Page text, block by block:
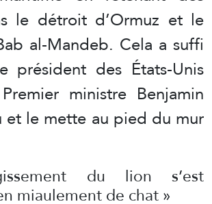
le détroit d’Ormuz et le
al-Mandeb. Cela a suffi
président des États-Unis
ministre Benjamin
et le mette au pied du mur
du lion s’est
miaulement de chat »